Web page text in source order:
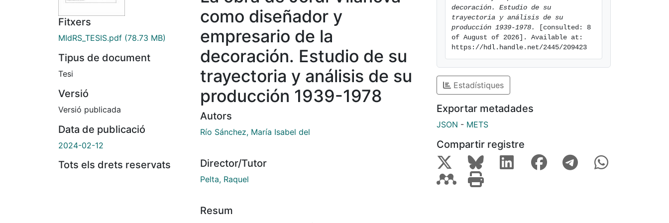
Fitxers
MIdRS_TESIS.pdf (78.73 MB)
Tipus de document
Tesi
Versió
Versió publicada
Data de publicació
2024-02-12
Tots els drets reservats
como diseñador y
empresario de la
decoración. Estudio de su
trayectoria y análisis de su
producción 1939-1978
Autors
Río Sánchez, María Isabel del
Director/Tutor
Pelta, Raquel
Resum
decoración. Estudio de su
trayectoria y análisis de su
producción 1939-1978.
[consulted: 8
of August of 2026]. Available at:
https://hdl.handle.net/2445/209423
Estadístiques
Exportar metadades
JSON - METS
Compartir registre